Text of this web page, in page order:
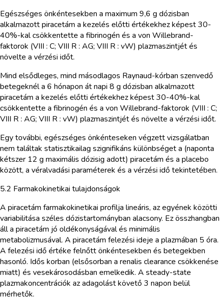
Egészséges önkéntesekben a maximum 9,6 g dózisban
alkalmazott piracetám a kezelés előtti értékekhez képest 30-
40%-kal csökkentette a fibrinogén és a von Willebrand-
faktorok (VIII : C; VIII R : AG; VIII R : vW) plazmaszintjét és
növelte a vérzési időt.
Mind elsődleges, mind másodlagos Raynaud-kórban szenvedő
betegeknél a 6 hónapon át napi 8 g dózisban alkalmazott
piracetám a kezelés előtti értékekhez képest 30-40%-kal
csökkentette a fibrinogén és a von Willebrand-faktorok (VIII : C;
VIII R : AG; VIII R : vW) plazmaszintjét és növelte a vérzési időt.
Egy további, egészséges önkénteseken végzett vizsgálatban
nem találtak statisztikailag szignifikáns különbséget a (naponta
kétszer 12 g maximális dózisig adott) piracetám és a placebo
között, a véralvadási paraméterek és a vérzési idő tekintetében.
5.2 Farmakokinetikai tulajdonságok
A piracetám farmakokinetikai profilja lineáris, az egyének közötti
variabilitása széles dózistartományban alacsony. Ez összhangban
áll a piracetám jó oldékonyságával és minimális
metabolizmusával. A piracetám felezési ideje a plazmában 5 óra.
A felezési idő értéke felnőtt önkéntesekben és betegekben
hasonló. Idős korban (elsősorban a renalis clearance csökkenése
miatt) és vesekárosodásban emelkedik. A steady-state
plazmakoncentrációk az adagolást követő 3 napon belül
mérhetők.